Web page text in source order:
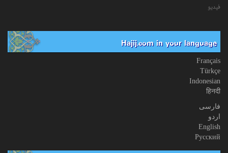
فیدیو
Hajij.com in your language
Français
Türkçe
Indonesian
हिनदी
فارسی
اردو
English
Русский